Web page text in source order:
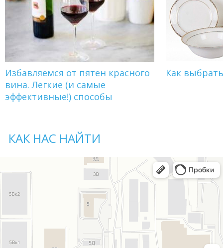
Избавляемся от пятен красного
вина. Легкие (и самые
эффективные!) способы
Как
КАК НАС НАЙТИ